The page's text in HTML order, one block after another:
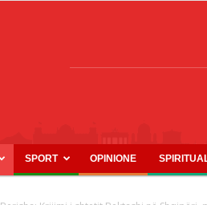
SPORT OPINIONE